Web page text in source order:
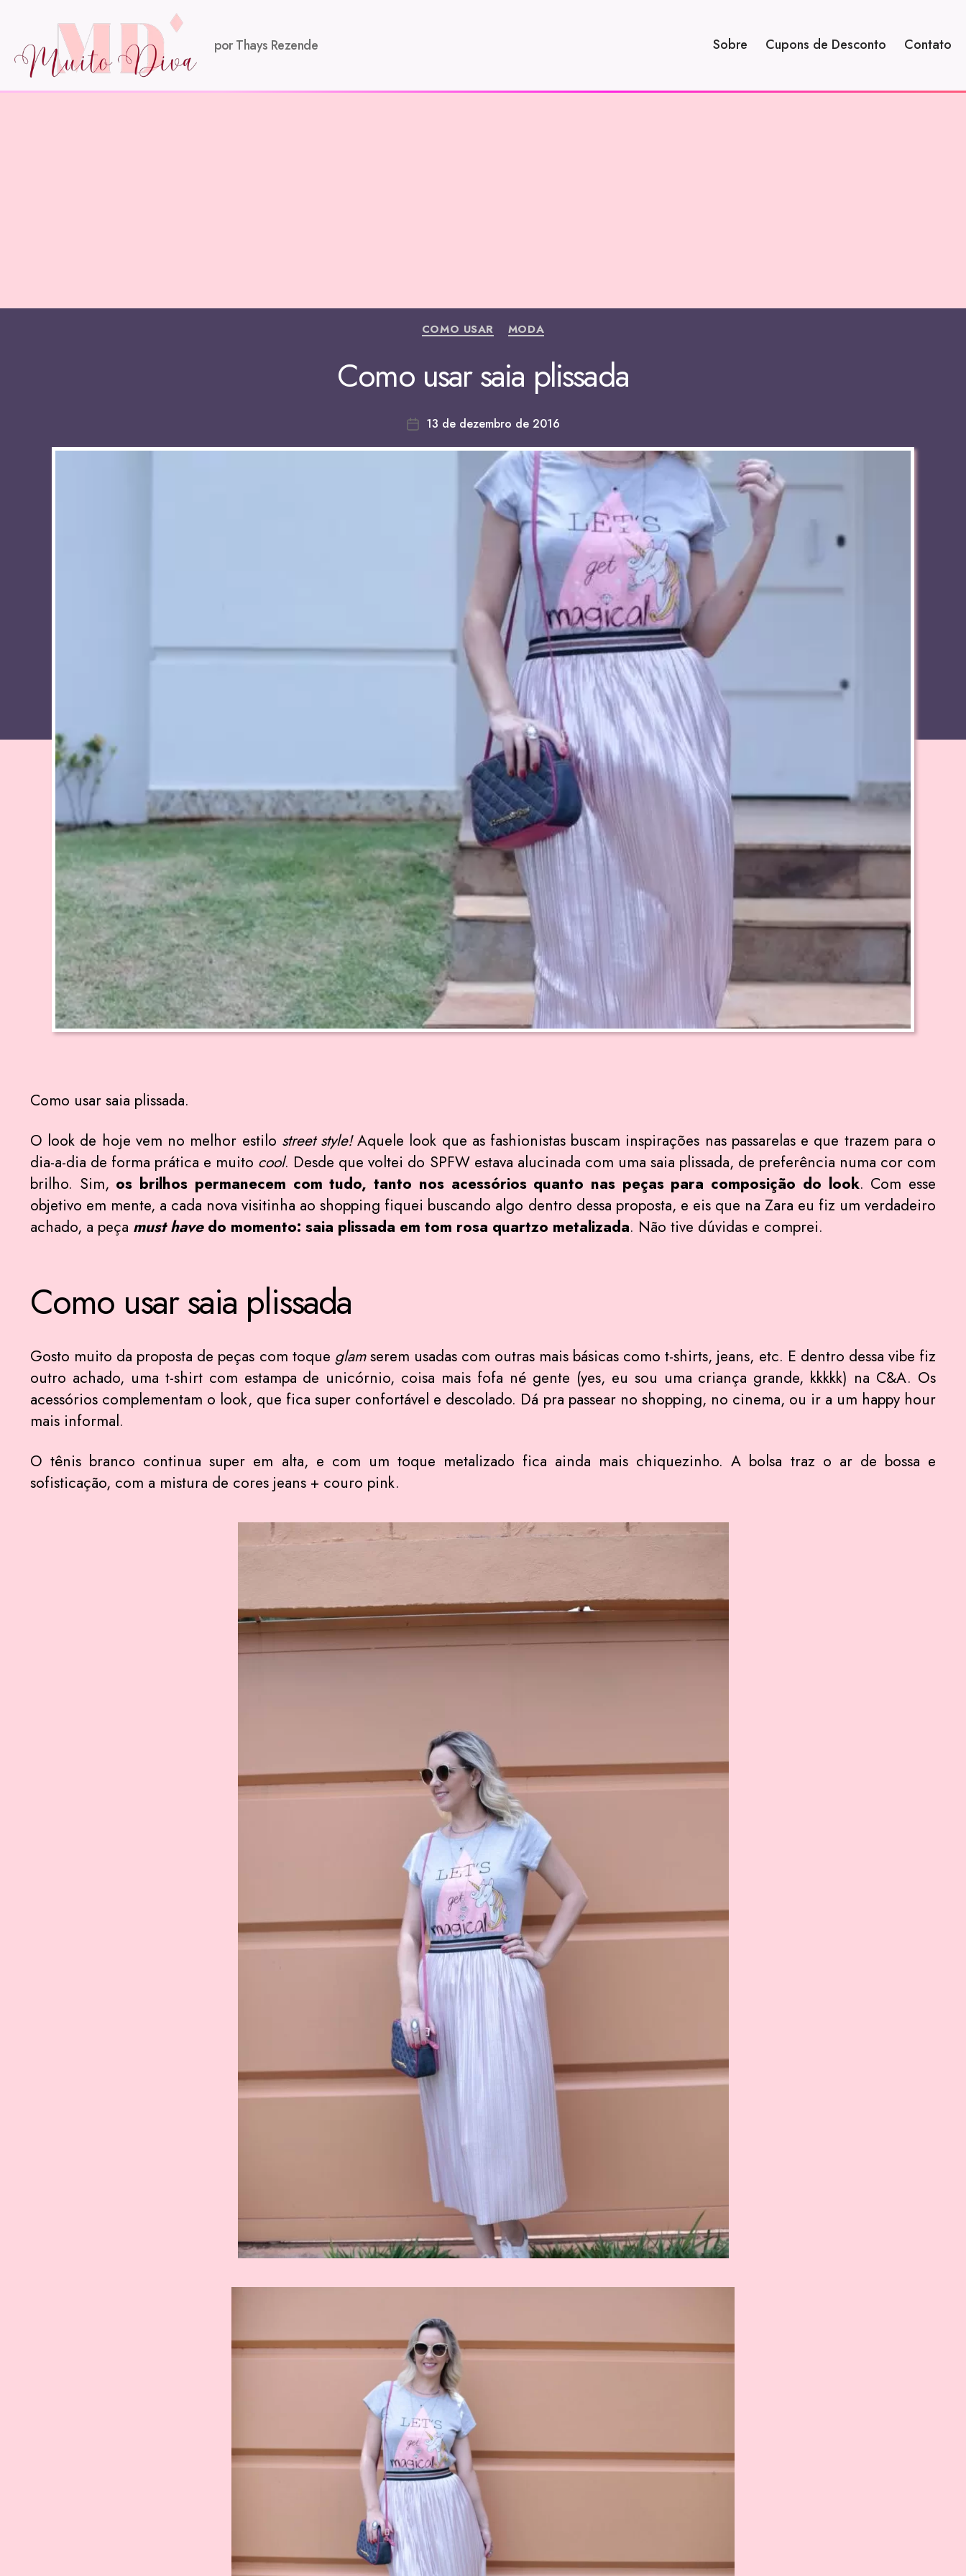
por Thays Rezende Sobre Cupons de Desconto Contato
COMO USAR MODA
Como usar saia plissada
13 de dezembro de 2016
Como usar saia plissada.
O look de hoje vem no melhor estilo street style!Aquele look que as fashionistas buscam inspirações nas passarelas e que trazem para o
dia-a-dia de forma prática e muito cool. Desde que voltei do SPFW estava alucinada com uma saia plissada, de preferência numa cor com
brilho. Sim, os brilhos permanecem com tudo, tanto nos acessórios quanto nas peças para composição do look. Com esse
objetivo em mente, a cada nova visitinha ao shopping fiquei buscando algo dentro dessa proposta, e eis que na Zara eu fiz um verdadeiro
achado, a peça must have do momento: saia plissada em tom rosa quartzo metalizada. Não tive dúvidas e comprei.
Como usar saia plissada
Gosto muito da proposta de peças com toque glamserem usadas com outras mais básicas como t-shirts, jeans, etc. E dentro dessa vibe fiz
outro achado, uma t-shirt com estampa de unicórnio, coisa mais fofa né gente (yes, eu sou uma criança grande, kkkkk) na C&A. Os
acessórios complementam o look, que fica super confortável e descolado. Dá pra passear no shopping, no cinema, ou ir a um happy hour
mais informal.
O tênis branco continua super em alta, e com um toque metalizado fica ainda mais chiquezinho. A bolsa traz o ar de bossa e
sofisticação, com a mistura de cores jeans + couro pink.